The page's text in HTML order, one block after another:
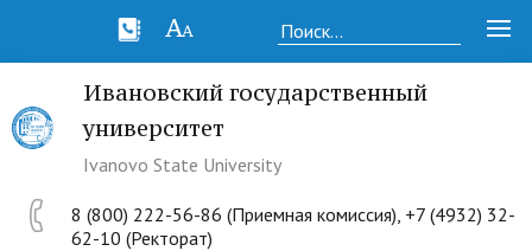
Ивановский государственный
университет
Ivanovo State University
8 (800) 222-56-86 (Приемная комиссия), +7 (4932) 32-
62-10 (Ректорат)